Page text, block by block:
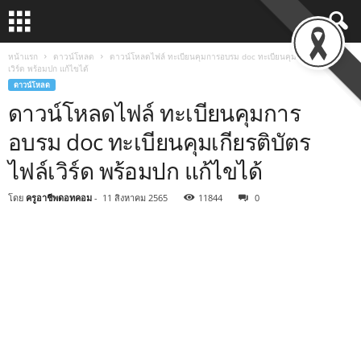
หน้าแรก ดาวน์โหลด
ดาวน์โหลดไฟล์ ทะเบียนคุมการอบรม doc ทะเบียนคุมเกียรติบัตร ไฟล์
เวิร์ด พร้อมปก แก้ไขได้
ดาวน์โหลด
ดาวน์โหลดไฟล์ ทะเบียนคุมการ
อบรม doc ทะเบียนคุมเกียรติบัตร
ไฟล์เวิร์ด พร้อมปก แก้ไขได้
โดย ครูอาชีพดอทคอม - 11 สิงหาคม 2565 11844 0